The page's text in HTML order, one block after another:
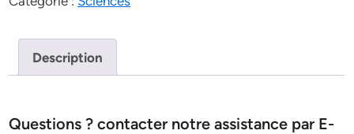
Description
Questions ? contacter notre assistance par E-